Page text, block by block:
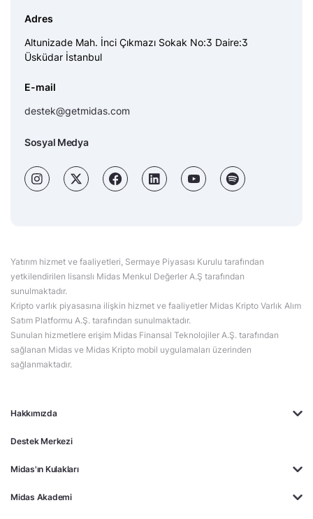
Hakkımızda
Destek Merkezi
Midas'ın Kulakları
Midas Akademi
Adres
Altunizade Mah. İnci Çıkmazı Sokak No:3 Daire:3
Üsküdar İstanbul
E-mail
destek@getmidas.com
Sosyal Medya
Yatırım hizmet ve faaliyetleri, Sermaye Piyasası Kurulu tarafından
yetkilendirilen lisanslı Midas Menkul Değerler A.Ş tarafından
sunulmaktadır.
Kripto varlık piyasasına ilişkin hizmet ve faaliyetler Midas Kripto Varlık Alım
Satım Platformu A.Ş. tarafından sunulmaktadır.
Sunulan hizmetlere erişim Midas Finansal Teknolojiler A.Ş. tarafından
sağlanan Midas ve Midas Kripto mobil uygulamaları üzerinden
sağlanmaktadır.